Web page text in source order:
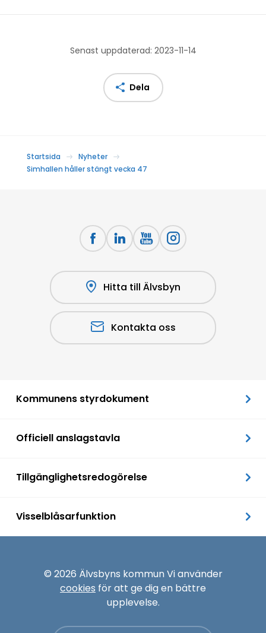
Senast uppdaterad: 2023-11-14
Dela
Startsida
Nyheter
Simhallen håller stängt vecka 47
Hitta till Älvsbyn
Kontakta oss
Kommunens styrdokument
Officiell anslagstavla
Tillgänglighetsredogörelse
Visselblåsarfunktion
© 2026 Älvsbyns kommun Vi använder
cookies för att ge dig en bättre
upplevelse.